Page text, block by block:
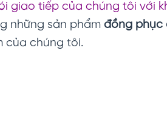
giao tiếp của chúng tôi với
những sản phẩm đồng phục
của chúng tôi.